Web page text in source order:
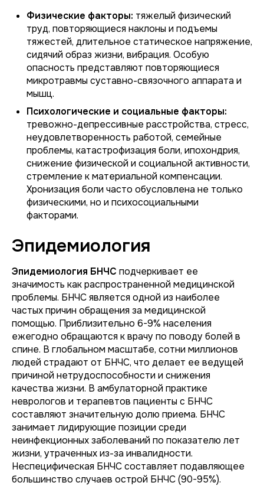
Физические факторы: тяжелый физический
труд, повторяющиеся наклоны и подъемы
тяжестей, длительное статическое напряжение,
сидячий образ жизни, вибрация. Особую
опасность представляют повторяющиеся
микротравмы суставно-связочного аппарата и
мышц.
Психологические и социальные факторы:
тревожно-депрессивные расстройства, стресс,
неудовлетворенность работой, семейные
проблемы, катастрофизация боли, ипохондрия,
снижение физической и социальной активности,
стремление к материальной компенсации.
Хронизация боли часто обусловлена не только
физическими, но и психосоциальными
факторами.
Эпидемиология
Эпидемиология БНЧС подчеркивает ее
значимость как распространенной медицинской
проблемы. БНЧС является одной из наиболее
частых причин обращения за медицинской
помощью. Приблизительно 6-9% населения
ежегодно обращаются к врачу по поводу болей в
спине. В глобальном масштабе, сотни миллионов
людей страдают от БНЧС, что делает ее ведущей
причиной нетрудоспособности и снижения
качества жизни. В амбулаторной практике
неврологов и терапевтов пациенты с БНЧС
составляют значительную долю приема. БНЧС
занимает лидирующие позиции среди
неинфекционных заболеваний по показателю лет
жизни, утраченных из-за инвалидности.
Неспецифическая БНЧС составляет подавляющее
большинство случаев острой БНЧС (90-95%).